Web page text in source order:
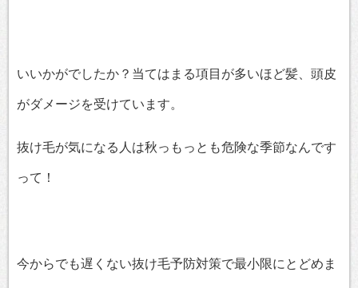
いいかがでしたか？当てはまる項目が多いほど髪、頭皮
がダメージを受けています。
抜け毛が気になる人は秋っもっとも危険な季節なんです
って！
今からでも遅くない抜け毛予防対策で最小限にとどめま